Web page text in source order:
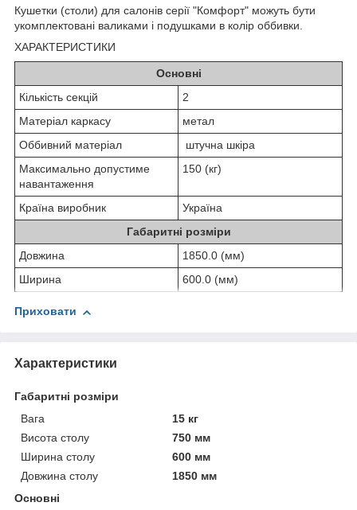
Кушетки (столи) для салонів серії "Комфорт" можуть бути
укомплектовані валиками і подушками в колір оббивки.
ХАРАКТЕРИСТИКИ
Основні
Кількість секцій
2
Матеріал каркасу
метал
Оббивний матеріал
штучна шкіра
Максимально допустиме
навантаження
150 (кг)
Країна виробник
Україна
Габаритні розміри
Довжина
1850.0 (мм)
Ширина
600.0 (мм)
Приховати
Характеристики
Габаритні розміри
Вага
15 кг
Висота столу
750 мм
Ширина столу
600 мм
Довжина столу
1850 мм
Основні